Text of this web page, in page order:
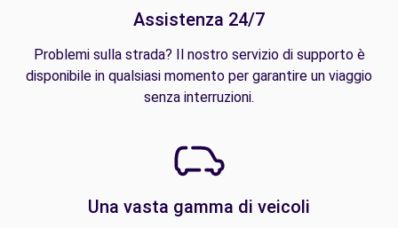
Assistenza 24/7
Problemi sulla strada? Il nostro servizio di supporto è
disponibile in qualsiasi momento per garantire un viaggio
senza interruzioni.
Una vasta gamma di veicoli